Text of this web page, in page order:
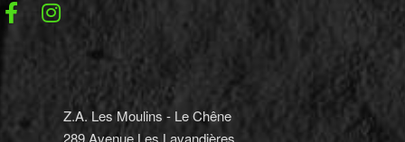
Z.A. Les Moulins - Le Chêne
289 Avenue Les Lavandières